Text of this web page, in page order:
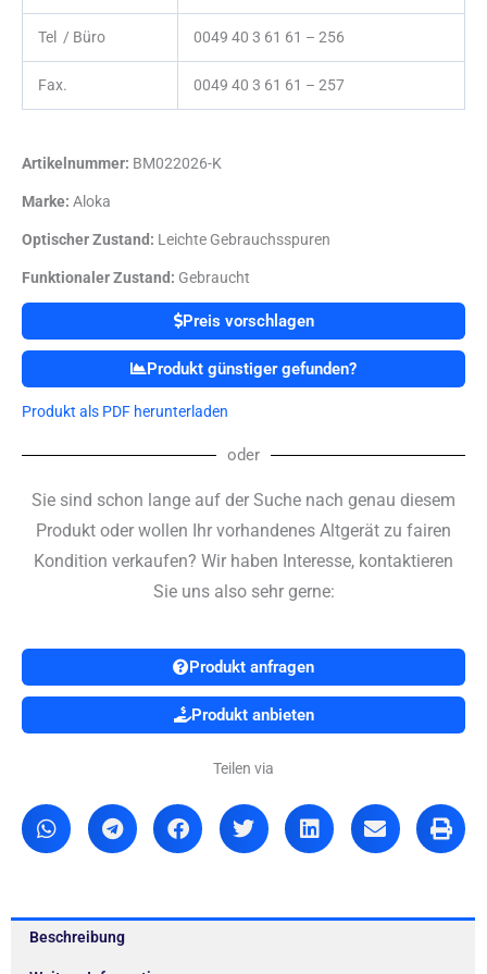
Tel / Büro 0049 40 3 61 61 – 256
Fax. 0049 40 3 61 61 – 257
Artikelnummer: BM022026-K
Marke: Aloka
Optischer Zustand: Leichte Gebrauchsspuren
Funktionaler Zustand: Gebraucht
Preis vorschlagen
Produkt günstiger gefunden?
Produkt als PDF herunterladen
oder
Sie sind schon lange auf der Suche nach genau diesem
Produkt oder wollen Ihr vorhandenes Altgerät zu fairen
Kondition verkaufen? Wir haben Interesse, kontaktieren
Sie uns also sehr gerne:
Produkt anfragen
Produkt anbieten
Teilen via
Beschreibung